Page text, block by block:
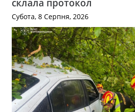
Субота, 8 Серпня, 2026